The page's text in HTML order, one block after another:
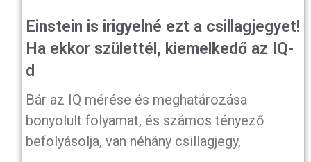
Einstein is irigyelné ezt a csillagjegyet!
Ha ekkor születtél, kiemelkedő az IQ-
d
Bár az IQ mérése és meghatározása
bonyolult folyamat, és számos tényező
befolyásolja, van néhány csillagjegy,